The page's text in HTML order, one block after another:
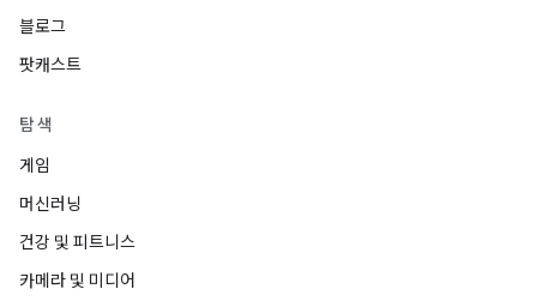
블로그
팟캐스트
탐색
게임
머신러닝
건강 및 피트니스
카메라 및 미디어